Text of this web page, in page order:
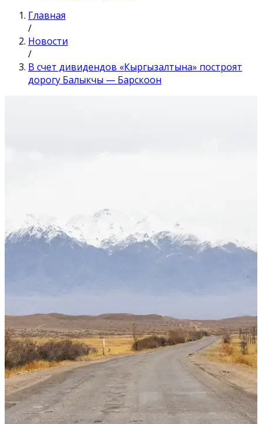
Главная
/
Новости
/
В счет дивидендов «Кыргызалтына» построят
дорогу Балыкчы — Барскоон